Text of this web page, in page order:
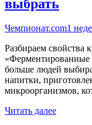
выбрать
Чемпионат.com1
Разбираем свойства
«Ферментированные
больше людей
напитки,
микроорганизмов,
Читать далее